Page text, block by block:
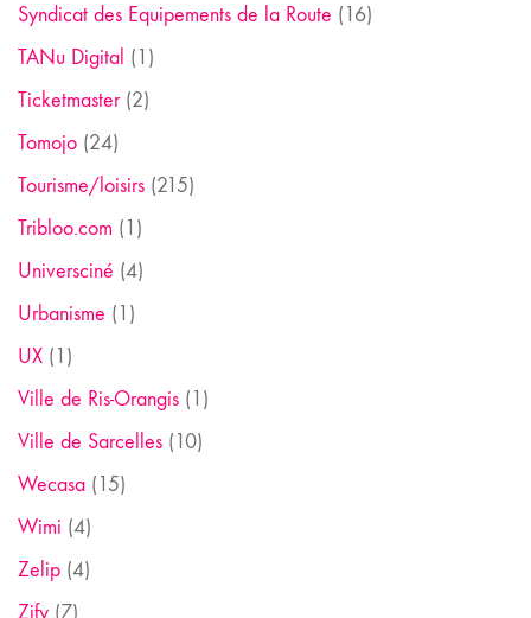
Syndicat des Equipements de la Route (16)
TANu Digital (1)
Ticketmaster(2)
Tomojo (24)
Tourisme/loisirs (215)
Tribloo.com (1)
Universciné (4)
Urbanisme (1)
UX (1)
Ville de Ris-Orangis (1)
Ville de Sarcelles (10)
Wecasa (15)
Wimi (4)
Zelip (4)
Zify (7)